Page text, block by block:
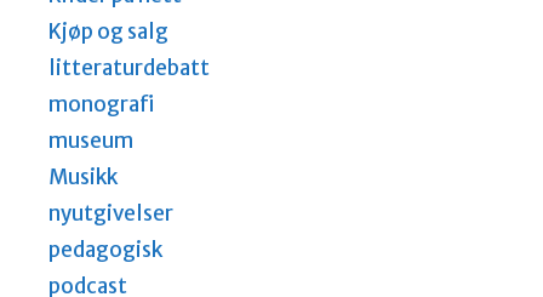
Kjøp og salg
litteraturdebatt
monografi
museum
Musikk
nyutgivelser
pedagogisk
podcast